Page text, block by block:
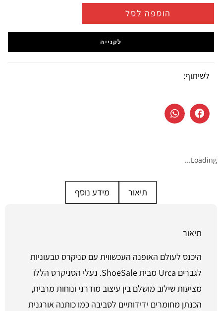
הוספה לסל
לקנייה
לשיתוף:
Loading...
תיאור מידע נוסף
תיאור
היכנס לעולם האופנה העכשווית עם סניקרס טבעוניות
לגברים Urca מבית ShoeSale. נעלי הסניקרס הללו
מציעות שילוב מושלם בין עיצוב מודרני ונוחות מרבית,
הכנתן מחומרים ידידותיים לסביבה כמו כותנה אורגנית